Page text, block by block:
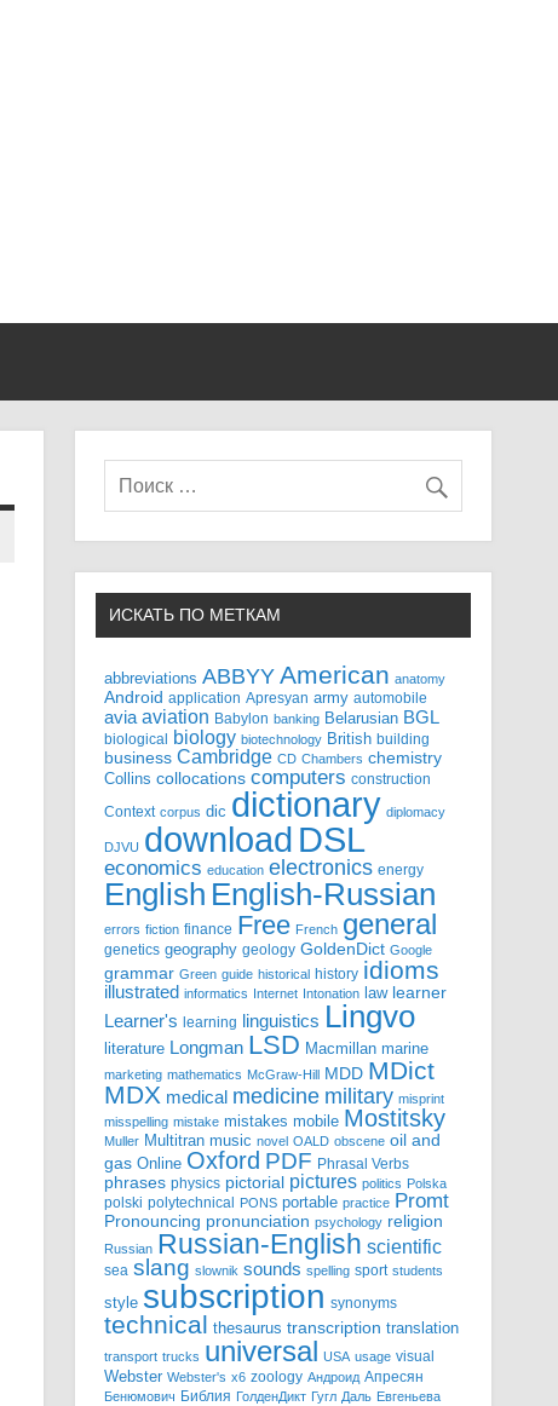
ИСКАТЬ ПО МЕТКАМ
abbreviations ABBYY American anatomy
Android application Apresyan army automobile
avia aviation Babylon banking Belarusian BGL
biological biology biotechnology British building
business Cambridge CD Chambers chemistry
Collins collocations computers construction
Context corpus dic dictionary diplomacy
DJVU download DSL
economics education electronics energy
English English-Russian
errors fiction finance Free French general
genetics geography geology GoldenDict Google
grammar Green guide historical history idioms
illustrated informatics Internet Intonation law learner
Learner's learning linguistics Lingvo
literature Longman LSD Macmillan marine
marketing mathematics McGraw-Hill MDD MDict
MDX medical medicine military misprint
misspelling mistake mistakes mobile Mostitsky
Muller Multitran music novel OALD obscene oil and
gas Online Oxford PDF Phrasal Verbs
phrases physics pictorial pictures politics Polska
polski polytechnical PONS portable practice Promt
Pronouncing pronunciation psychology religion
Russian Russian-English scientific
sea slang slownik sounds spelling sport students
style subscription synonyms
technical thesaurus transcription translation
transport trucks universal USA usage visual
Webster Webster's x6 zoology Андроид Апресян
Бенюмович Библия ГолденДикт Гугл Даль Евгеньева